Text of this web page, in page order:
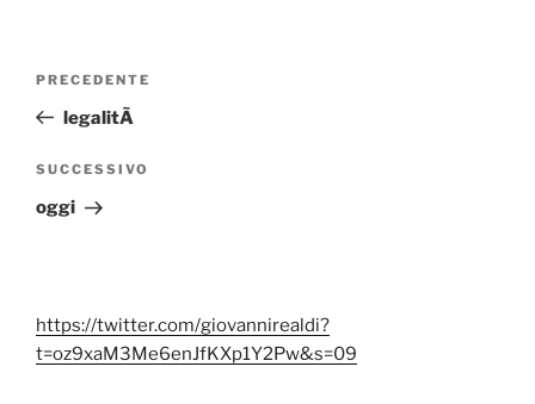
Articolo
precedente:
PRECEDENTE
legalitÃ
Articolo
successivo
SUCCESSIVO
oggi
https://twitter.com/giovannirealdi?
t=oz9xaM3Me6enJfKXp1Y2Pw&s=09